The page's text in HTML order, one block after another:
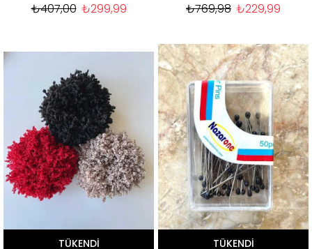
₺299,99
₺407,00 ₺229,99
₺769,98
TÜKENDI TÜKENDI